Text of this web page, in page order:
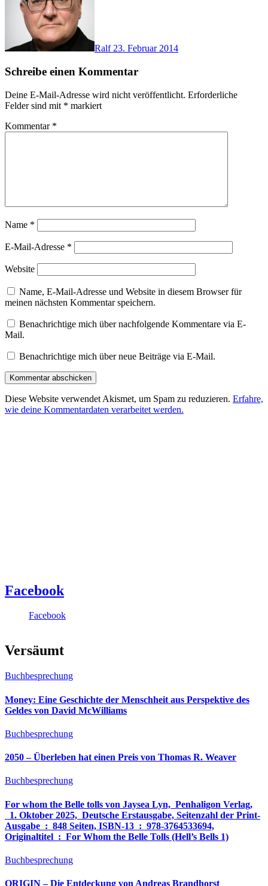
Ralf 23. Februar 2014
Schreibe einen Kommentar
Deine E-Mail-Adresse wird nicht veröffentlicht. Erforderliche
Felder sind mit * markiert
Kommentar *
Name *
E-Mail-Adresse *
Website
Name, E-Mail-Adresse und Website in diesem Browser für
meinen nächsten Kommentar speichern.
Benachrichtige mich über nachfolgende Kommentare via E-
Mail.
Benachrichtige mich über neue Beiträge via E-Mail.
Diese Website verwendet Akismet, um Spam zu reduzieren. Erfahre,
wie deine Kommentardaten verarbeitet werden.
Facebook
Facebook
Versäumt
Buchbesprechung
Money: Eine Geschichte der Menschheit aus Perspektive des
Geldes von David McWilliams
Buchbesprechung
2050 – Überleben hat einen Preis von Thomas R. Weaver
Buchbesprechung
For whom the Belle tolls von Jaysea Lyn, ‎ Penhaligon Verlag,
‎ 1. Oktober 2025, ‎ Deutsche Erstausgabe, Seitenzahl der Print-
Ausgabe ‏ : ‎ 848 Seiten, ISBN-13 ‏ : ‎ 978-3764533694,
Originaltitel ‏ : ‎ For Whom the Belle Tolls (Hell’s Bells 1)
Buchbesprechung
ORIGIN – Die Entdeckung von Andreas Brandhorst